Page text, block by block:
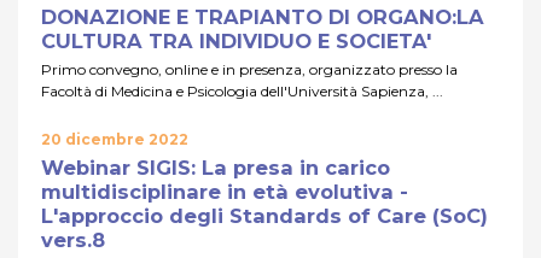
DONAZIONE E TRAPIANTO DI ORGANO:LA
CULTURA TRA INDIVIDUO E SOCIETA'
Primo convegno, online e in presenza, organizzato presso la
Facoltà di Medicina e Psicologia dell'Università Sapienza, ...
20 dicembre 2022
Webinar SIGIS: La presa in carico
multidisciplinare in età evolutiva -
L'approccio degli Standards of Care (SoC)
vers.8